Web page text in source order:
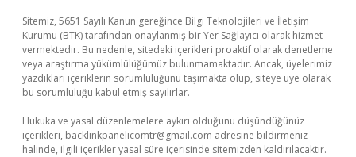
Sitemiz, 5651 Sayılı Kanun gereğince Bilgi Teknolojileri ve İletişim
Kurumu (BTK) tarafından onaylanmış bir Yer Sağlayıcı olarak hizmet
vermektedir. Bu nedenle, sitedeki içerikleri proaktif olarak denetleme
veya araştırma yükümlülüğümüz bulunmamaktadır. Ancak, üyelerimiz
yazdıkları içeriklerin sorumluluğunu taşımakta olup, siteye üye olarak
bu sorumluluğu kabul etmiş sayılırlar.
Hukuka ve yasal düzenlemelere aykırı olduğunu düşündüğünüz
içerikleri, backlinkpanelicomtr@gmail.com adresine bildirmeniz
halinde, ilgili içerikler yasal süre içerisinde sitemizden kaldırılacaktır.